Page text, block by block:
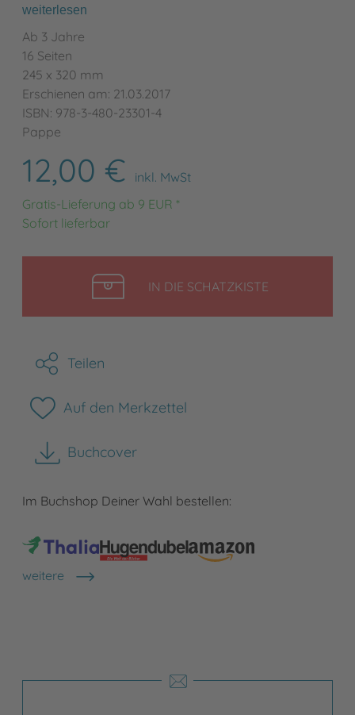
weiterlesen
Ab 3 Jahre
16 Seiten
245 x 320 mm
Erschienen am: 21.03.2017
ISBN: 978-3-480-23301-4
Pappe
12,00 €
inkl. MwSt
Gratis-Lieferung ab 9 EUR *
Sofort lieferbar
IN DIE SCHATZKISTELEGEN
Teilen
Auf den Merkzettel
Buchcover
herunterladen
Im Buchshop Deiner Wahl bestellen:
weitere
Shops anzeigen